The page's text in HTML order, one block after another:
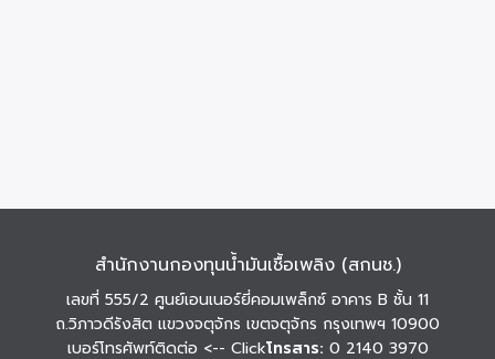
สำนักงานกองทุนน้ำมันเชื้อเพลิง (สกนช.)
เลขที่ 555/2 ศูนย์เอนเนอร์ยี่คอมเพล็กซ์ อาคาร B ชั้น 11
ถ.วิภาวดีรังสิต แขวงจตุจักร เขตจตุจักร กรุงเทพฯ 10900
เบอร์โทรศัพท์ติดต่อ <-- Clickโทรสาร: 0 2140 3970